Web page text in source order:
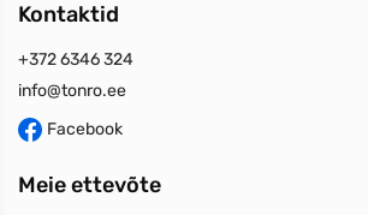
Kontaktid
+372 6346 324
info@tonro.ee
Facebook
Meie ettevõte